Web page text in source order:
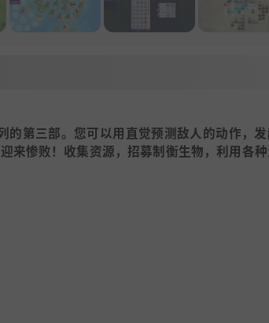
第三部。您可以用直觉预测敌人的动作，发
来惨败！收集资源，招募制衡生物，利用各